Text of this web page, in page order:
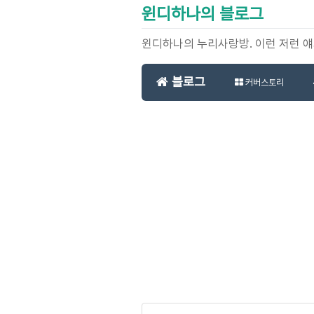
윈디하나의 블로그
윈디하나의 누리사랑방. 이런 저런 얘
블로그 커버스토리